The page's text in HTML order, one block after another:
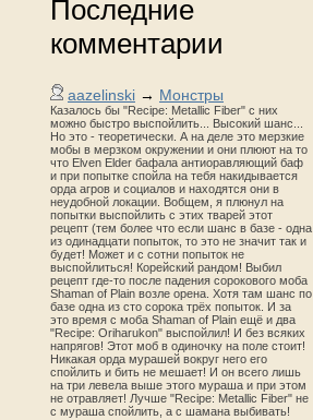
Последние
комментарии
aazelinski → Монстры
Казалось бы "Recipe: Metallic Fiber" с них
можно быстро выспойлить... Высокий шанс...
Но это - теоретически. А на деле это мерзкие
мобы в мерзком окружении и они плюют на то
что Elven Elder бафала антиоравляющий баф
и при попытке спойла на тебя накидывается
орда агров и социалов и находятся они в
неудобной локации. Вобщем, я плюнул на
попытки выспойлить с этих тварей этот
рецепт (тем более что если шанс в базе - одна
из одинадцати попыток, то это не значит так и
будет! Может и с сотни попыток не
выспойлиться! Корейский рандом! Выбил
рецепт где-то после падения сорокового моба
Shaman of Plain возле орена. Хотя там шанс по
базе одна из сто сорока трёх попыток. И за
это время с моба Shaman of Plain ещё и два
"Recipe: Oriharukon" выспойлил! И без всяких
напрягов! Этот моб в одиночку на поле стоит!
Никакая орда мурашей вокруг него его
спойлить и бить не мешает! И он всего лишь
на три левела выше этого мураша и при этом
не отравляет! Лучше "Recipe: Metallic Fiber" не
с мураша спойлить, а с шамана выбивать!